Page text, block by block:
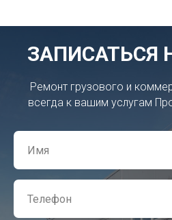
ЗАПИСАТЬСЯ
Ремонт грузового и
всегда к вашим услугам